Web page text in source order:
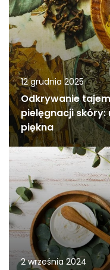
12 grudnia 2025
Odkrywanie
pielęgnacji
piękna
2 września 2024